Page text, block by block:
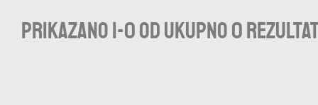
Prikazano 1-0 od ukupno 0